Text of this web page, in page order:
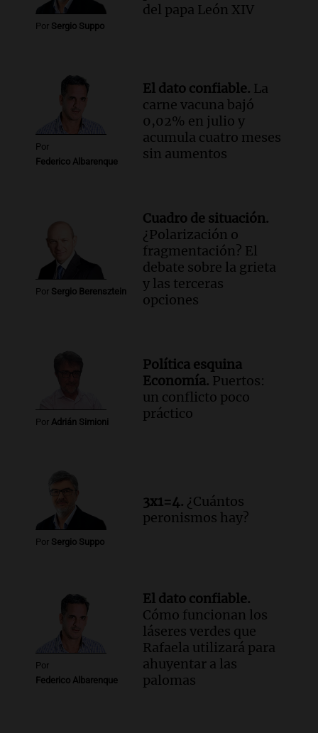
Audio.
La visita del Papa León XIV a
Argentina causa gran alegría en Santa
Episodios
Audio.Visita del Papa León XIV: el
organizador de la gira de Juan Pablo II
recordó el desafío logístico
Viva la Radio
Episodios
Por Sergio Suppo
del papa León XIV
Por
Federico Albarenque
El dato confiable. La
carne vacuna bajó
0,02% en julio y
acumula cuatro meses
sin aumentos
Por Sergio Berensztein
Cuadro de situación.
¿Polarización o
fragmentación? El
debate sobre la grieta
y las terceras
opciones
Por Adrián Simioni
Política esquina
Economía. Puertos:
un conflicto poco
práctico
Por Sergio Suppo
3x1=4. ¿Cuántos
peronismos hay?
Por
Federico Albarenque
El dato confiable.
Cómo funcionan los
láseres verdes que
Rafaela utilizará para
ahuyentar a las
palomas